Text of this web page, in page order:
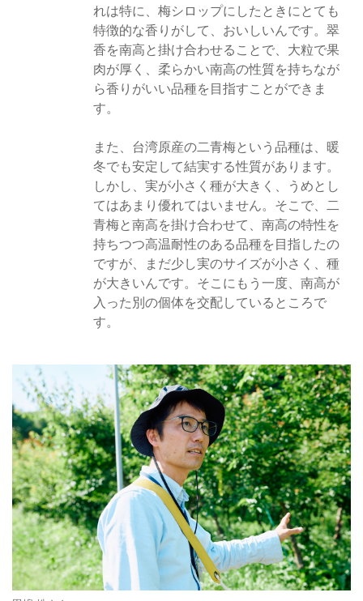
れは特に、梅シロップにしたときにとても
特徴的な香りがして、おいしいんです。翠
香を南高と掛け合わせることで、大粒で果
肉が厚く、柔らかい南高の性質を持ちなが
ら香りがいい品種を目指すことができま
す。
また、台湾原産の二青梅という品種は、暖
冬でも安定して結実する性質があります。
しかし、実が小さく種が大きく、うめとし
てはあまり優れてはいません。そこで、二
青梅と南高を掛け合わせて、南高の特性を
持ちつつ高温耐性のある品種を目指したの
ですが、まだ少し実のサイズが小さく、種
が大きいんです。そこにもう一度、南高が
入った別の個体を交配しているところで
す。